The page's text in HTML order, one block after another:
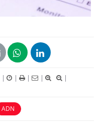
| | | |
|
ADN